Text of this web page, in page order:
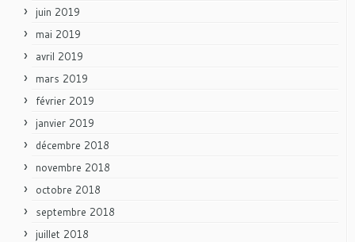
juin 2019
mai 2019
avril 2019
mars 2019
février 2019
janvier 2019
décembre 2018
novembre 2018
octobre 2018
septembre 2018
juillet 2018